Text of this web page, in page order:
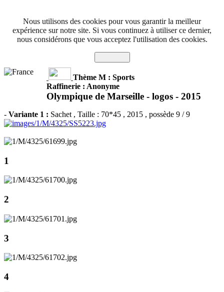
Nous utilisons des cookies pour vous garantir la meilleur
expérience sur notre site. Si vous continuez à utiliser ce dernier,
nous considérons que vous acceptez l'utilisation des cookies.
Thème M : Sports
Raffinerie : Anonyme
Olympique de Marseille - logos - 2015
- Variante 1 : Sachet , Taille : 70*45 , 2015 , possède 9 / 9
1
2
3
4